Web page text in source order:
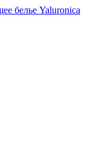
белье Yaluroniсa